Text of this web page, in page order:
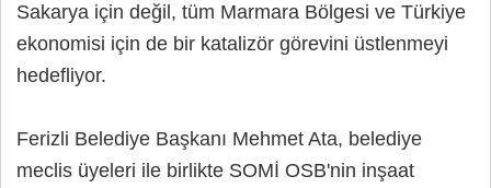
Sakarya için değil, tüm Marmara Bölgesi ve Türkiye
ekonomisi için de bir katalizör görevini üstlenmeyi
hedefliyor.
Ferizli Belediye Başkanı Mehmet Ata, belediye
meclis üyeleri ile birlikte SOMİ OSB'nin inşaat